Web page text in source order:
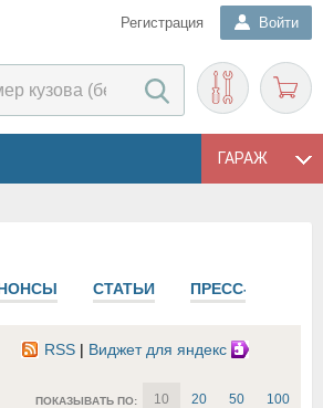
Регистрация Войти
ГАРАЖ
СТАТЬИ ПРЕСС-РЕЛИЗЫ
RSS | Виджет для яндекс
ПОКАЗЫВАТЬ ПО: 10 20 50 100